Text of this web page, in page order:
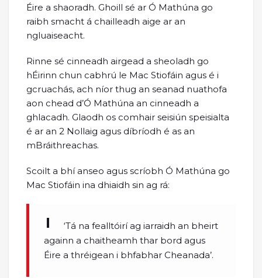
Éire a shaoradh. Ghoill sé ar Ó Mathúna go
raibh smacht á chailleadh aige ar an
ngluaiseacht.
Rinne sé cinneadh airgead a sheoladh go
hÉirinn chun cabhrú le Mac Stiofáin agus é i
gcruachás, ach níor thug an seanad nuathofa
aon chead d’Ó Mathúna an cinneadh a
ghlacadh. Glaodh os comhair seisiún speisialta
é ar an 2 Nollaig agus díbríodh é as an
mBráithreachas.
Scoilt a bhí anseo agus scríobh Ó Mathúna go
Mac Stiofáin ina dhiaidh sin ag rá:
‘Tá na fealltóirí ag iarraidh an bheirt
againn a chaitheamh thar bord agus
Éire a thréigean i bhfabhar Cheanada’.